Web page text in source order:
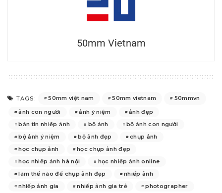
50mm Vietnam
TAGS: 50mm việt nam 50mm vietnam
50mmvn
ảnh con người
ảnh ý niệm
ảnh đẹp
bản tin nhiếp ảnh
bộ ảnh
bộ ảnh con người
bộ ảnh ý niệm
bộ ảnh đẹp
chụp ảnh
học chụp ảnh
học chụp ảnh đẹp
học nhiếp ảnh hà nội
học nhiếp ảnh online
làm thế nào để chụp ảnh đẹp
nhiếp ảnh
nhiếp ảnh gia
nhiếp ảnh gia trẻ
photographer